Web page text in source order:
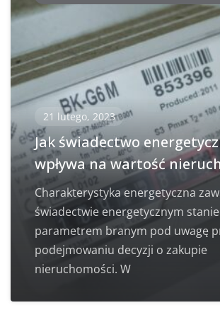
21 lutego, 2023
Jak świadectwo
wpływa na wartość
Charakterystyka energetyczna
świadectwie energetycznym
parametrem branym pod uwagę
podejmowaniu decyzji o zakupie
nieruchomości. W